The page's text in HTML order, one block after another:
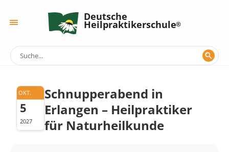
Deutsche
Heilpraktikerschule
OKT.
5
2027
Schnupperabend in
Erlangen – Heilpraktiker
für Naturheilkunde